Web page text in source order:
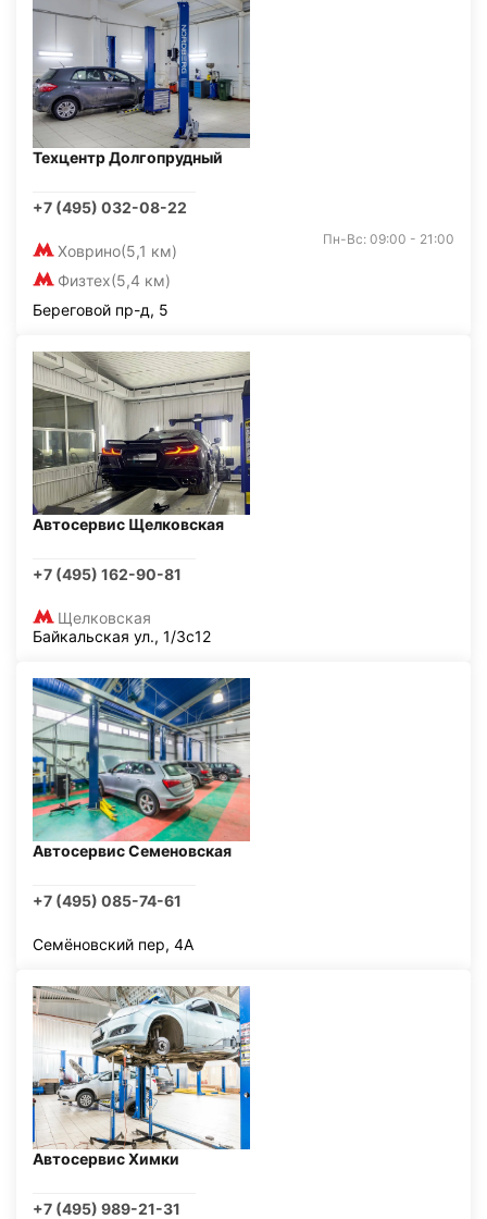
Техцентр Долгопрудный
+7 (495) 032-08-22
Ховрино(5,1 км)
Физтех(5,4 км)
Пн-Вс: 09:00 - 21:00
Береговой пр-д, 5
Автосервис Щелковская
+7 (495) 162-90-81
Щелковская
Байкальская ул., 1/3с12
Автосервис Семеновская
+7 (495) 085-74-61
Семёновский пер, 4А
Автосервис Химки
+7 (495) 989-21-31